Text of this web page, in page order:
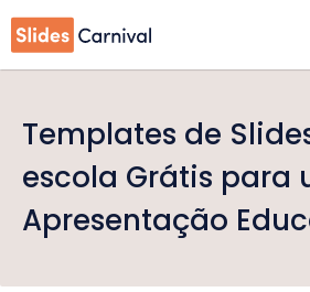
Templates de
escola Grátis para
Apresentação